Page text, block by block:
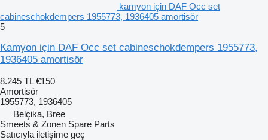
kamyon için DAF Occ set
cabineschokdempers 1955773, 1936405 amortisör
5
Kamyon için DAF Occ set cabineschokdempers 1955773,
1936405 amortisör
8.245 TL €150
Amortisör
1955773, 1936405
Belçika, Bree
Smeets & Zonen Spare Parts
Satıcıyla iletişime geç